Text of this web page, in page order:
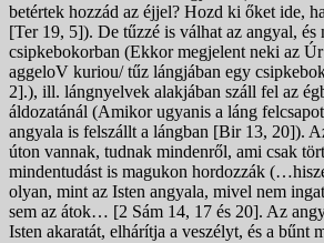
betértek hozzád az éjjel? Hozd ki őket ide,
[Ter 19, 5]). De tűzzé is válhat az angyal, és
csipkebokorban (Ekkor megjelent neki az
aggeloV kuriou/ tűz lángjában egy
2].), ill. lángnyelvek alakjában száll fel az
áldozatánál (Amikor ugyanis a láng
angyala is felszállt a lángban [Bir 13, 20]).
úton vannak, tudnak mindenről, ami csak
mindentudást is magukon hordozzák
olyan, mint az Isten angyala, mivel nem
sem az átok… [2 Sám 14, 17 és 20]. Az
Isten akaratát, elhárítja a veszélyt, és a bűnt